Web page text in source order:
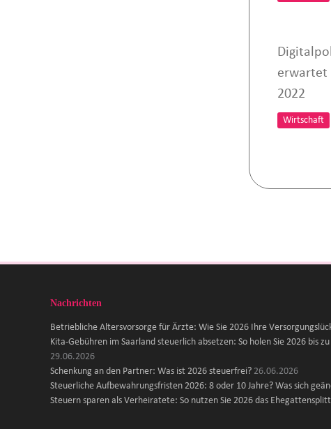
erwartet
2022
Wirtschaft
Nachrichten
Betriebliche Altersvorsorge für Ärzte: Wie Sie 2026 Ihre
Kita-Gebühren im Saarland steuerlich absetzen: So holen Sie 2026 bis
29.06.2026
Schenkung an den Partner: Was ist 2026 steuerfrei? 26.06.2026
Steuerliche Aufbewahrungsfristen 2026: 8 oder 10 Jahre? Was sich
Steuern sparen als Verheiratete: So nutzen Sie 2026 das